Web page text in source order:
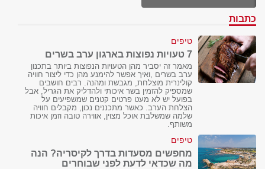
כתבות
טיפים
7 טעויות נפוצות בארגון ערב בשרים
מאמר זה יסביר מהן הטעויות הנפוצות ביותר בתכנון
ערב בשרים ,ואיך אפשר להימנע מהן כדי ליצור חוויה
קולינרית מוצלחת, מגבשת ומהנה. רבים חושבים
שמספיק להזמין בשר איכותי ולהדליק את הגריל, אבל
בפועל יש לא מעט פרטים קטנים שמשפיעים על
הצלחת הערב. כאשר מתכננים נכון, מקבלים חוויה
שלמה שמשלבת אוכל מצוין, אווירה טובה וזמן איכות
משותף.
טיפים
מחפשים מסעדות בדרך לקיסריה? הנה
מה שכדאי לדעת לפני שבוחרים